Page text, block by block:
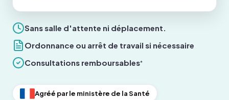
Sans salle d'attente ni déplacement.
Ordonnance ou arrêt de travail si nécessaire
Consultations remboursables*
Agréé par le ministère de la Santé